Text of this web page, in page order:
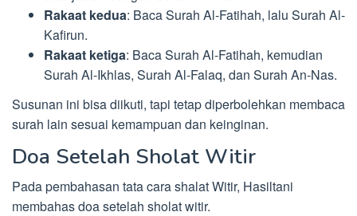
Rakaat kedua: Baca Surah Al-Fatihah, lalu Surah Al-
Kafirun.
Rakaat ketiga: Baca Surah Al-Fatihah, kemudian
Surah Al-Ikhlas, Surah Al-Falaq, dan Surah An-Nas.
Susunan ini bisa diikuti, tapi tetap diperbolehkan membaca
surah lain sesuai kemampuan dan keinginan.
Doa Setelah Sholat Witir
Pada pembahasan tata cara shalat Witir, Hasiltani
membahas doa setelah sholat witir.